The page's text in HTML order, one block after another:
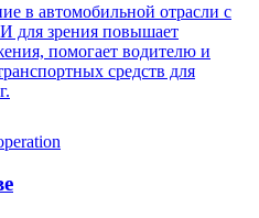
в автомобильной отрасли с
для зрения повышает
помогает водителю и
средств для